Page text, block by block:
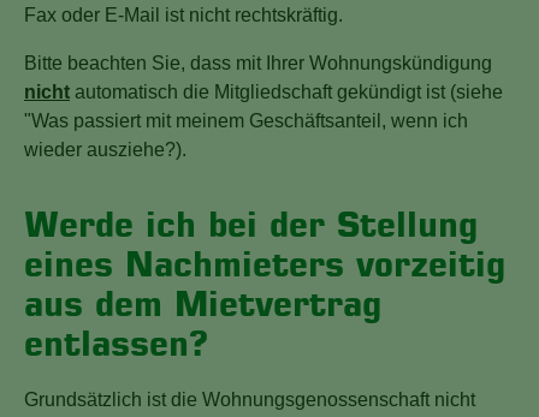
Fax oder E-Mail ist nicht rechtskräftig.
Bitte beachten Sie, dass mit Ihrer Wohnungskündigung
nicht automatisch die Mitgliedschaft gekündigt ist (siehe
"Was passiert mit meinem Geschäftsanteil, wenn ich
wieder ausziehe?).
Werde ich bei der Stellung
eines Nachmieters vorzeitig
aus dem Mietvertrag
entlassen?
Grundsätzlich ist die Wohnungsgenossenschaft nicht